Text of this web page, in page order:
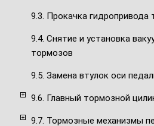
9.3. Прокачка
9.4. Снятие и установка
тормозов
9.5. Замена втулок оси
9.6. Главный тормозной
9.7. Тормозные механизмы